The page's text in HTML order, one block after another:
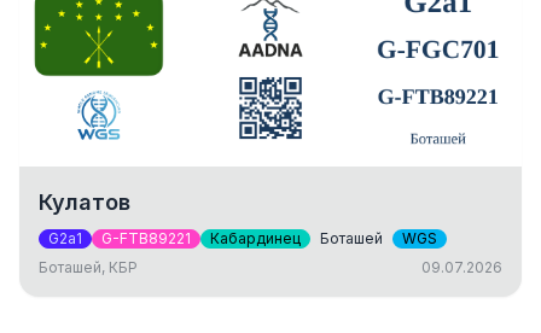
Кулатов
G2a1 G-FTB89221 Кабардинец Боташей
WGS
Боташей, КБР
09.07.2026